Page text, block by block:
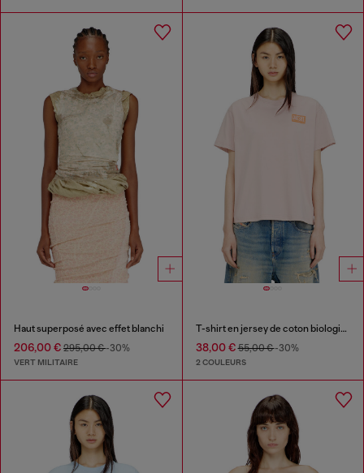
Haut superposé avec effet blanchi
206,00 € 295,00 €-30%
VERT MILITAIRE
T-shirt en jersey de coton biologique avec encolure ras-du-cou et imprimé logo
38,00 €55,00 €-30%
2 COULEURS